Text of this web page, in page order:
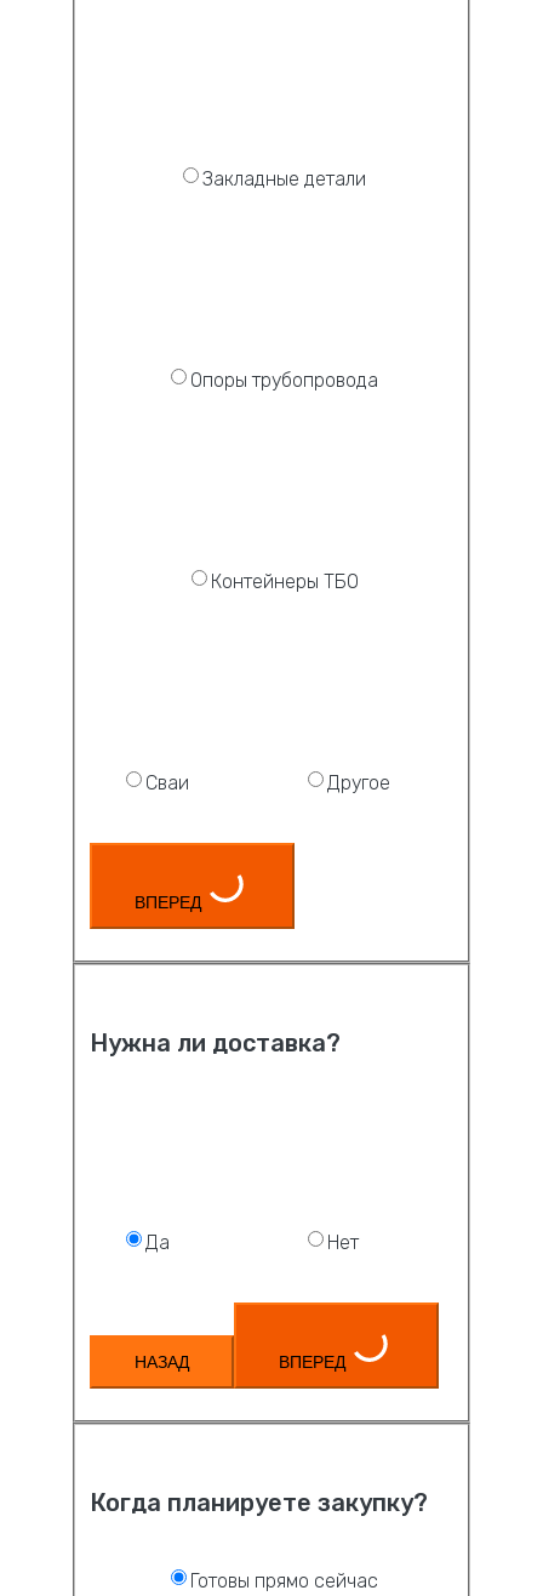
Закладные детали
Опоры трубопровода
Контейнеры ТБО
Сваи Другое
ВПЕРЕД
Нужна ли доставка?
Да Нет
НАЗАД ВПЕРЕД
Когда планируете закупку?
Готовы прямо сейчас